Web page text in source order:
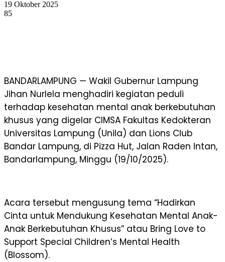
19 Oktober 2025
85
BANDARLAMPUNG — Wakil Gubernur Lampung
Jihan Nurlela menghadiri kegiatan peduli
terhadap kesehatan mental anak berkebutuhan
khusus yang digelar CIMSA Fakultas Kedokteran
Universitas Lampung (Unila) dan Lions Club
Bandar Lampung, di Pizza Hut, Jalan Raden Intan,
Bandarlampung, Minggu (19/10/2025).
Acara tersebut mengusung tema “Hadirkan
Cinta untuk Mendukung Kesehatan Mental Anak-
Anak Berkebutuhan Khusus” atau Bring Love to
Support Special Children’s Mental Health
(Blossom).